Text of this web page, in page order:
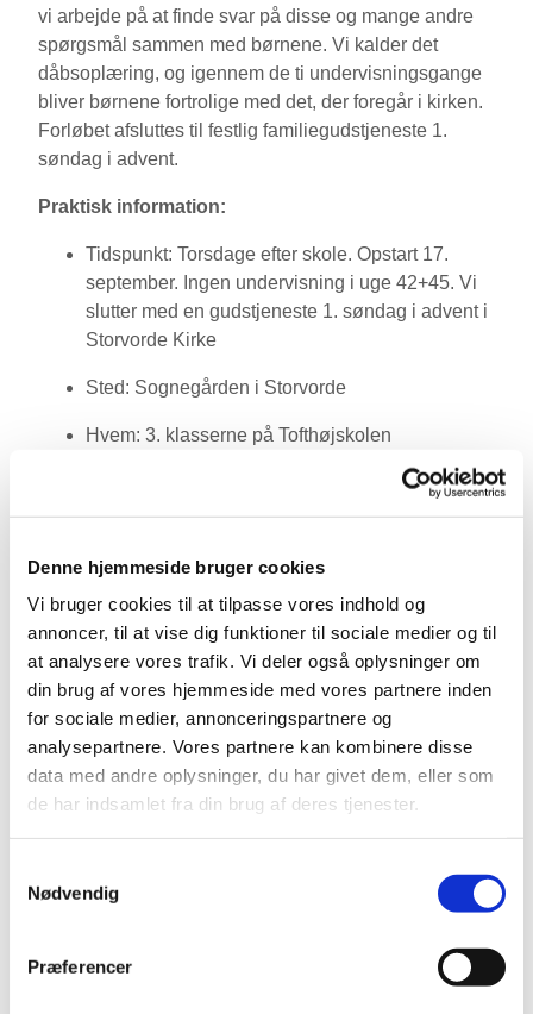
Denne hjemmeside bruger cookies
Vi bruger cookies til at tilpasse vores indhold og
annoncer, til at vise dig funktioner til sociale medier og til
at analysere vores trafik. Vi deler også oplysninger om
din brug af vores hjemmeside med vores partnere inden
for sociale medier, annonceringspartnere og
analysepartnere. Vores partnere kan kombinere disse
data med andre oplysninger, du har givet dem, eller som
de har indsamlet fra din brug af deres tjenester.
Nødvendig
Præferencer
vi arbejde på at finde svar på disse og mange andre
spørgsmål sammen med børnene. Vi kalder det
dåbsoplæring, og igennem de ti undervisningsgange
bliver børnene fortrolige med det, der foregår i kirken.
Forløbet afsluttes til festlig familiegudstjeneste 1.
søndag i advent.
Praktisk information:
Tidspunkt: Torsdage efter skole. Opstart 17.
september. Ingen undervisning i uge 42+45. Vi
slutter med en gudstjeneste 1. søndag i advent i
Storvorde Kirke
Sted: Sognegården i Storvorde
Hvem: 3. klasserne på Tofthøjskolen
Har du spørgsmål, er du meget velkommen til at